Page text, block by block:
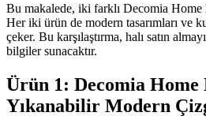
Bu makalede, iki farklı Decomia Home
Her iki ürün de modern tasarımları ve
çeker. Bu karşılaştırma, halı satın
bilgiler sunacaktır.
Ürün 1: Decomia
Yıkanabilir Modern